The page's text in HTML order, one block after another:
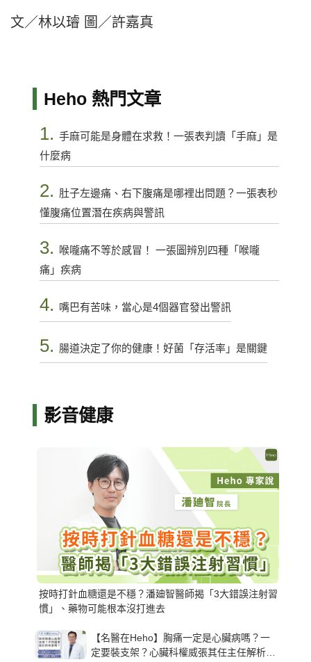
文／林以璿 圖／許嘉真
Heho 熱門文章
1. 手麻可能是身體在求救！一張表判讀「手麻」是
什麼病
2. 肚子左邊痛、右下腹痛是哪裡出問題？一張表秒
懂腹痛位置潛在疾病與警訊
3.
喉嚨痛不等於感冒！ 一張圖辨別四種「喉嚨
痛」疾病
4. 嘴巴有苦味，當心是4個器官發出警訊
5. 腸道決定了你的健康！好菌「存活率」是關鍵
影音健康
按時打針血糖還是不穩？潘廸智醫師揭「3大錯誤注射習
慣」、藥物可能根本沒打進去
【名醫在Heho】胸痛一定是心臟病嗎？一
定要裝支架？心臟科權威張其任主任解析支